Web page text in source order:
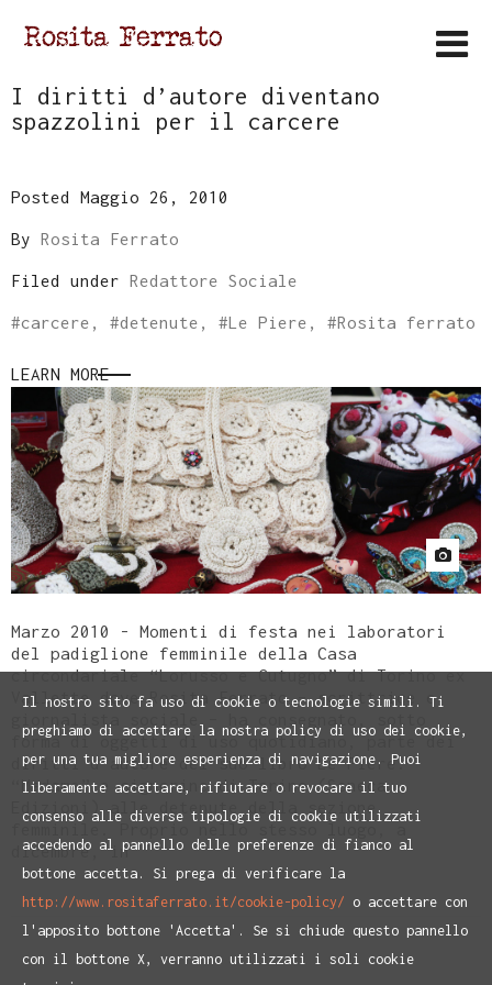
I diritti d’autore diventano
spazzolini per il carcere
Posted Maggio 26, 2010
By Rosita Ferrato
Filed under Redattore Sociale
#carcere , #detenute , #Le Piere , #Rosita ferrato
LEARN MORE
Marzo 2010 - Momenti di festa nei laboratori
del padiglione femminile della Casa
circondariale “Lorusso e Cutugno” di Torino ex
Vallette dove Rosita Ferrato – scrittrice e
forma di oggetti di uso quotidiano, parte dei
diritti d’autore del suo libro Le Piere.
“Madame” e signorine di Torino (Seneca
Edizioni) alle detenute della sezione
femminile. Proprio nello stesso luogo, a
dicembre, in
Il nostro sito fa uso di cookie o tecnologie simili. Ti
preghiamo di accettare la nostra policy di uso dei cookie,
per una tua migliore esperienza di navigazione. Puoi
liberamente accettare, rifiutare o revocare il tuo
consenso alle diverse tipologie di cookie utilizzati
accedendo al pannello delle preferenze di fianco al
bottone accetta. Si prega di verificare la
http://www.rositaferrato.it/cookie-policy/ o accettare con
l'apposito bottone 'Accetta'. Se si chiude questo pannello
con il bottone X, verranno utilizzati i soli cookie